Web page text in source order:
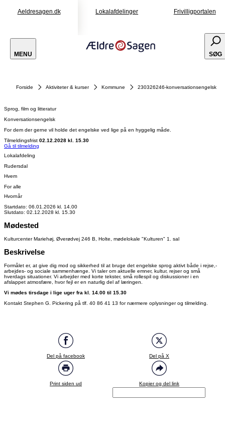
Aeldresagen.dk Lokalafdelinger Frivilligportalen
MENU SØG
Forside Aktiviteter & kurser Kommune 230326246-konversationsengelsk
Sprog, film og litteratur
Konversationsengelsk
For dem der gerne vil holde det engelske ved lige på en hyggelig måde.
Tilmeldingsfrist 02.12.2028 kl. 15.30
Gå til tilmelding
Lokalafdeling
Rudersdal
Hvem
For alle
Hvornår
Startdato: 06.01.2026 kl. 14.00
Slutdato: 02.12.2028 kl. 15.30
Mødested
Kulturcenter Mariehøj, Øverødvej 246 B, Holte, mødelokale "Kulturen" 1. sal
Beskrivelse
Formålet e r, at give dig mod og sikkerhed til at bruge det engelske sprog aktivt både i rejse,-
arbejdes- og sociale sammenhænge. Vi taler om aktuelle emner, kultur, rejser og små
hverdags situationer. Vi arbejder med korte tekster, små rollespil og diskussioner i en
afslappet atmosfære, hvor fejl er en naturlig del af læringen.
Vi mødes tirsdage i lige uger fra kl. 14.00 til 15.30
Kontakt Stephen G. Pickering på tlf. 40 86 41 13 for nærmere oplysninger og tilmelding.
Del på facebook Del på X
Print siden ud Kopier og del link